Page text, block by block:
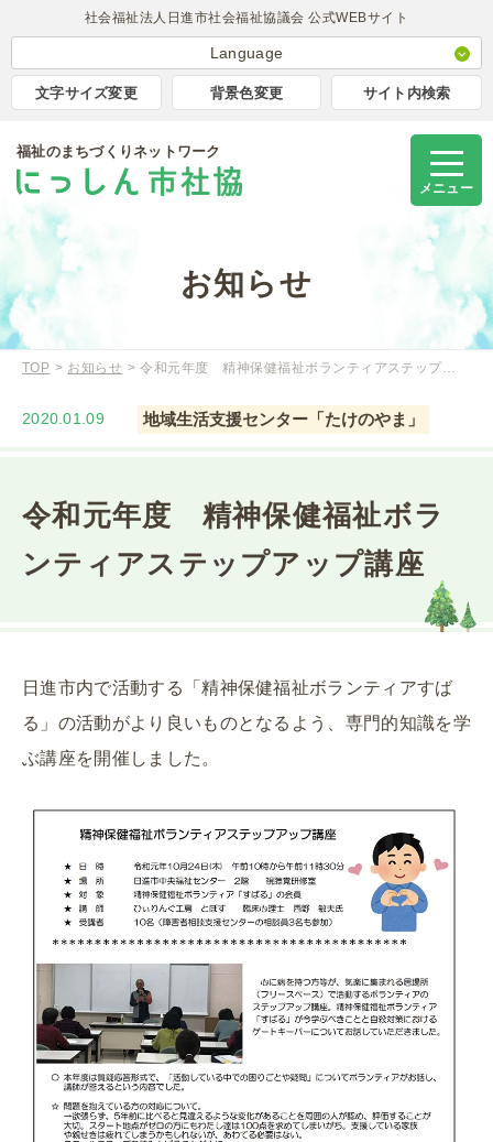
社会福祉法人日進市社会福祉協議会 公式WEBサイト
Language
日本語
簡体中文
Korea
文字サイズ変更 背景色変更 サイト内検索
福祉のまちづくりネットワーク
メニュー
お知らせ
TOP お知らせ 令和元年度 精神保健福祉ボランティアステップ…
2020.01.09 地域生活支援センター「たけのやま」
令和元年度 精神保健福祉ボラ
ンティアステップアップ講座
日進市内で活動する「精神保健福祉ボランティアすば
る」の活動がより良いものとなるよう、専門的知識を学
ぶ講座を開催しました。